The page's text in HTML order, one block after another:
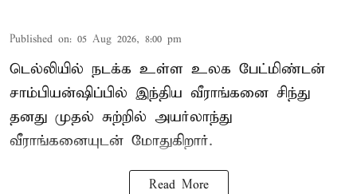
Published on: 05 Aug 2026, 8:00 pm
டெல்லியில் நடக்க உள்ள உலக பேட்மிண்டன்
சாம்பியன்ஷிப்பில் இந்திய வீராங்கனை சிந்து
தனது முதல் சுற்றில் அயர்லாந்து
வீராங்கனையுடன் மோதுகிறார்.
Read More